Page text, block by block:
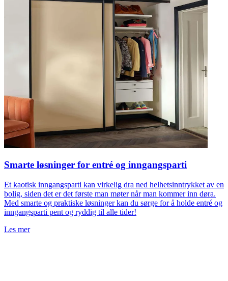
Smarte løsninger for entré og inngangsparti
Et kaotisk inngangsparti kan virkelig dra ned helhetsinntrykket av en
bolig, siden det er det første man møter når man kommer inn døra.
Med smarte og praktiske løsninger kan du sørge for å holde entré og
inngangsparti pent og ryddig til alle tider!
Les mer